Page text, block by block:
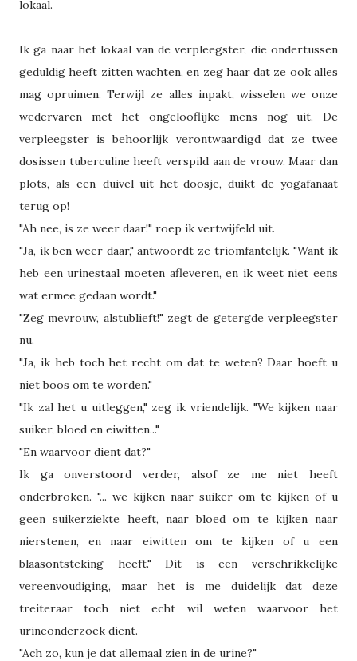
lokaal.
Ik ga naar het lokaal van de verpleegster, die ondertussen
geduldig heeft zitten wachten, en zeg haar dat ze ook alles
mag opruimen. Terwijl ze alles inpakt, wisselen we onze
wedervaren met het ongelooflijke mens nog uit. De
verpleegster is behoorlijk verontwaardigd dat ze twee
dosissen tuberculine heeft verspild aan de vrouw. Maar dan
plots, als een duivel-uit-het-doosje, duikt de yogafanaat
terug op!
"Ah nee, is ze weer daar!" roep ik vertwijfeld uit.
"Ja, ik ben weer daar," antwoordt ze triomfantelijk. "Want ik
heb een urinestaal moeten afleveren, en ik weet niet eens
wat ermee gedaan wordt."
"Zeg mevrouw, alstublieft!" zegt de getergde verpleegster
nu.
"Ja, ik heb toch het recht om dat te weten? Daar hoeft u
niet boos om te worden."
"Ik zal het u uitleggen," zeg ik vriendelijk. "We kijken naar
suiker, bloed en eiwitten..."
"En waarvoor dient dat?"
Ik ga onverstoord verder, alsof ze me niet heeft
onderbroken. "... we kijken naar suiker om te kijken of u
geen suikerziekte heeft, naar bloed om te kijken naar
nierstenen, en naar eiwitten om te kijken of u een
blaasontsteking heeft." Dit is een verschrikkelijke
vereenvoudiging, maar het is me duidelijk dat deze
treiteraar toch niet echt wil weten waarvoor het
urineonderzoek dient.
"Ach zo, kun je dat allemaal zien in de urine?"